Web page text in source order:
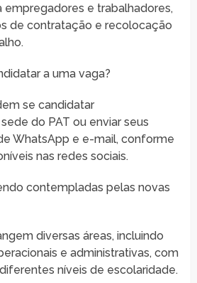
e trabalhadores,
de contratação e recolocação
a uma vaga?
se candidatar
do PAT ou enviar seus
WhatsApp e e-mail, conforme
nas redes sociais.
contempladas pelas novas
diversas áreas, incluindo
e administrativas, com
níveis de escolaridade.